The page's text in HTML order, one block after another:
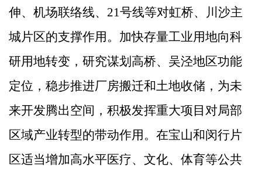
伸、机场联络线、 21号线等对虹桥、川沙主
城片区的支撑作用。加快存量工业用地向科
研用地转变， 研究谋划高桥、吴泾地区功能
定位，稳步推进厂房搬迁和土地收储，为未
来开发腾出空间，积极发挥重大项目对局部
区域产业转型的带动作用。 在宝山和闵行片
区适当增加高水平医疗、文化、体育等公共